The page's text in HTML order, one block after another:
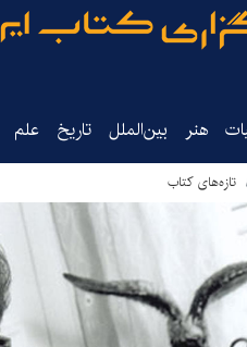
هنر بین‌الملل تاریخ‌ علم
تازه‌های کتاب